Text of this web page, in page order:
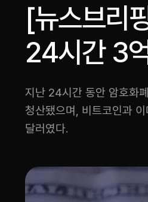
[뉴스브리
24시간 3
지난 24시간 동안 암호화
청산됐으며, 비트코인과
달러였다.